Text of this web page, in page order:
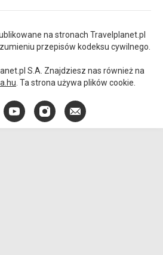
na stronach Travelplanet.pl
przepisów kodeksu cywilnego.
S.A. Znajdziesz nas również na
. Ta strona używa plików cookie.
YouTubeInstagram
E-
mail